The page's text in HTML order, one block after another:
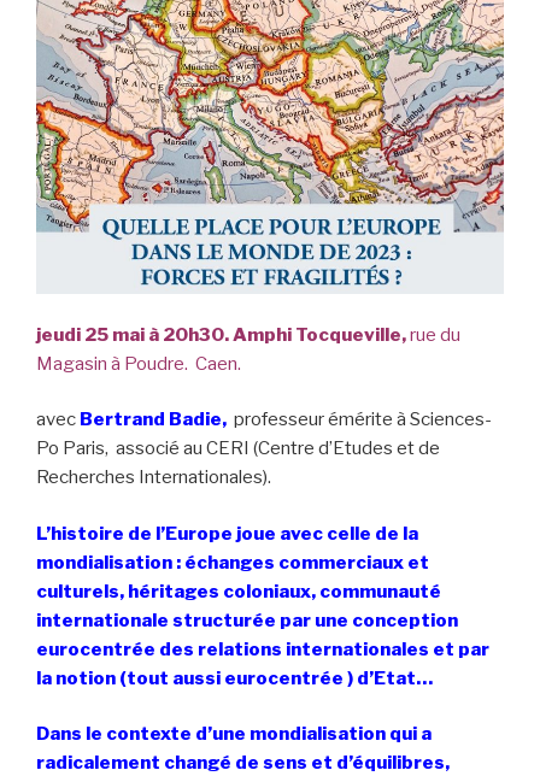
jeudi 25 mai à 20h30. Amphi Tocqueville,rue du
Magasin à Poudre. Caen.
avec Bertrand Badie, professeur émérite à Sciences-
Po Paris, associé au CERI (Centre d’Etudes et de
Recherches Internationales).
L’histoire de l’Europe joue avec celle de la
mondialisation : échanges commerciaux et
culturels, héritages coloniaux, communauté
internationale structurée par une conception
eurocentrée des relations internationales et par
la notion (tout aussi eurocentrée ) d’Etat…
Dans le contexte d’une mondialisation qui a
radicalement changé de sens et d’équilibres,